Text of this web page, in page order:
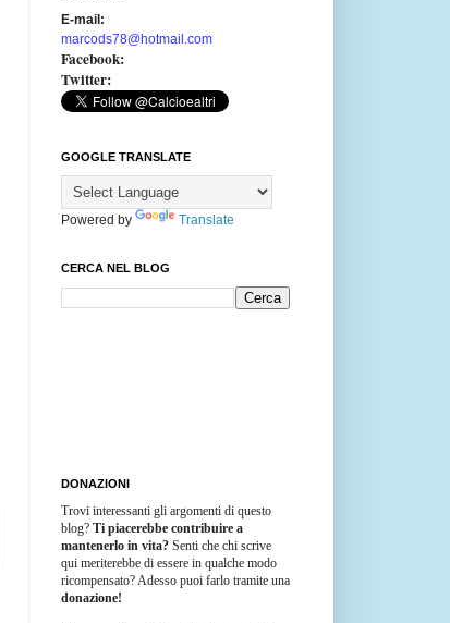
E-mail:
marcods78@hotmail.com
Facebook:
Twitter:
GOOGLE TRANSLATE
Powered by Translate
CERCA NEL BLOG
DONAZIONI
Trovi interessanti gli argomenti di questo
blog? Ti piacerebbe contribuire a
mantenerlo in vita? Senti che chi scrive
qui meriterebbe di essere in qualche modo
ricompensato? Adesso puoi farlo tramite una
donazione!